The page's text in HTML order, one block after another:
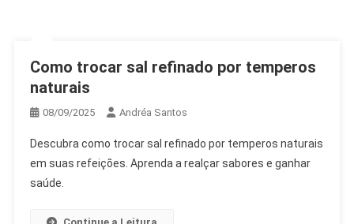
Como trocar sal refinado por temperos
naturais
08/09/2025 Andréa Santos
Descubra como trocar sal refinado por temperos naturais
em suas refeições. Aprenda a realçar sabores e ganhar
saúde.